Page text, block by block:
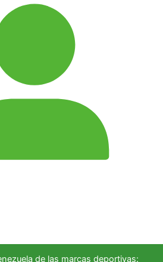
de las marcas deportivas: